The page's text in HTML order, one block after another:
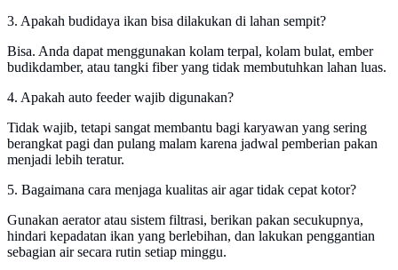
3. Apakah budidaya ikan bisa dilakukan di lahan sempit?
Bisa. Anda dapat menggunakan kolam terpal, kolam bulat, ember
budikdamber, atau tangki fiber yang tidak membutuhkan lahan luas.
4. Apakah auto feeder wajib digunakan?
Tidak wajib, tetapi sangat membantu bagi karyawan yang sering
berangkat pagi dan pulang malam karena jadwal pemberian pakan
menjadi lebih teratur.
5. Bagaimana cara menjaga kualitas air agar tidak cepat kotor?
Gunakan aerator atau sistem filtrasi, berikan pakan secukupnya,
hindari kepadatan ikan yang berlebihan, dan lakukan penggantian
sebagian air secara rutin setiap minggu.